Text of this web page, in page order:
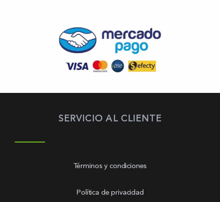
SERVICIO AL CLIENTE
Términos y condiciones
Política de privacidad